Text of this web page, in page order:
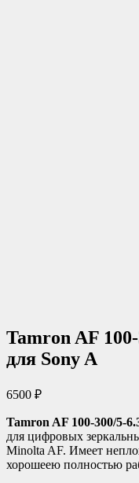
Tamron AF
для Sony A
6500 ₽
Tamron AF 100-300/5-
для цифровых
Minolta AF. Имеет
хорошеею полностью